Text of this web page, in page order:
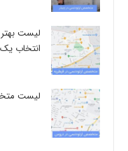
لیست
انتخاب
لیست